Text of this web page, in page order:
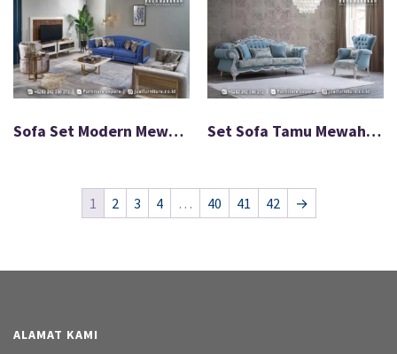
Sofa Set Modern Mewah untuk Ruang Keluarga FS1498 Set Sofa Tamu Mewah Ukir Klasik Warna Biru FS1497
1 2 3 4 … 40 41 42 →
ALAMAT KAMI